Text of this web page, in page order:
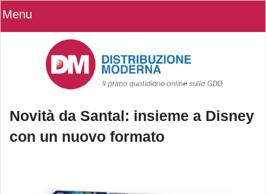
Menu
Novità da Santal: insieme a Disney
con un nuovo formato